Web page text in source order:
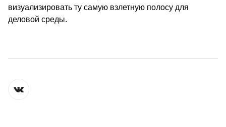
визуализировать ту самую взлетную полосу для
деловой среды.